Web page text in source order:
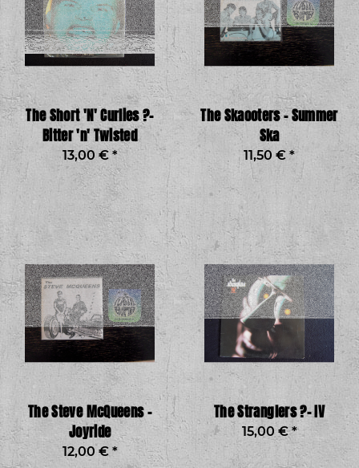
The Short 'N' Curlies ?–
Bitter 'n' Twisted
13,00 €*
The Skaooters - Summer
Ska
11,50 € *
The Steve McQueens -
Joyride
12,00 € *
The Stranglers ?– IV
15,00 €*